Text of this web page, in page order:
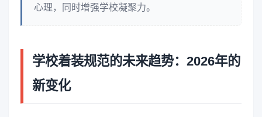
心理，同时增强学校凝聚力。
学校着装规范的未来趋势：2026年的
新变化